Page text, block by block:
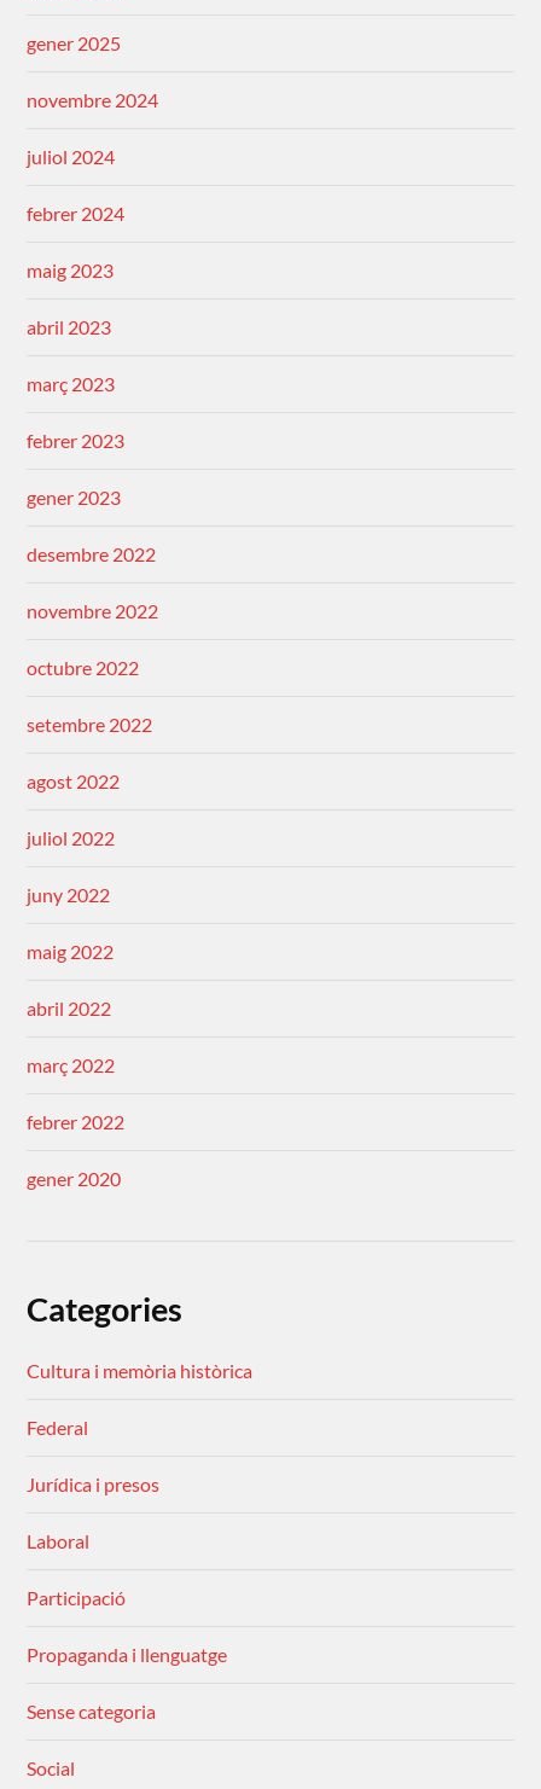
gener 2025
novembre 2024
juliol 2024
febrer 2024
maig 2023
abril 2023
març 2023
febrer 2023
gener 2023
desembre 2022
novembre 2022
octubre 2022
setembre 2022
agost 2022
juliol 2022
juny 2022
maig 2022
abril 2022
març 2022
febrer 2022
gener 2020
Categories
Cultura i memòria històrica
Federal
Jurídica i presos
Laboral
Participació
Propaganda i llenguatge
Sense categoria
Social